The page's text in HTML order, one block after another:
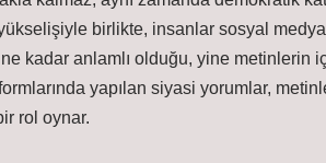
birlikte, insanlar sosyal
ne kadar anlamlı olduğu, yine metinlerin
yapılan siyasi yorumlar,
rol oynar.